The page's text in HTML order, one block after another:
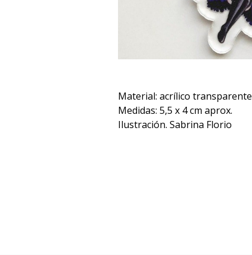
Material: acrílico transparente
Medidas: 5,5 x 4 cm aprox.
Ilustración. Sabrina Florio